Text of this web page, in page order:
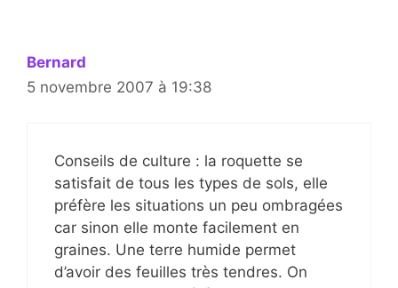
Bernard
5 novembre 2007 à 19:38
Conseils de culture : la roquette se
satisfait de tous les types de sols, elle
préfère les situations un peu ombragées
car sinon elle monte facilement en
graines. Une terre humide permet
d’avoir des feuilles très tendres. On